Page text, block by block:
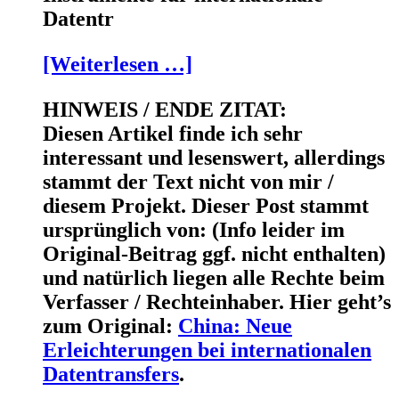
Datentr
[Weiterlesen …]
HINWEIS / ENDE ZITAT:
Diesen Artikel finde ich sehr
interessant und lesenswert, allerdings
stammt der Text nicht von mir /
diesem Projekt. Dieser Post stammt
ursprünglich von: (Info leider im
Original-Beitrag ggf. nicht enthalten)
und natürlich liegen alle Rechte beim
Verfasser / Rechteinhaber. Hier geht’s
zum Original: China: Neue
Erleichterungen bei internationalen
Datentransfers.